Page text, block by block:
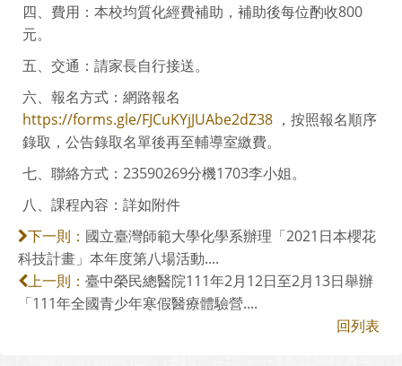
四、費用：本校均質化經費補助，補助後每位酌收800
元。
五、交通：請家長自行接送。
六、報名方式：網路報名
https://forms.gle/FJCuKYjJUAbe2dZ38 ，按照報名順序
錄取，公告錄取名單後再至輔導室繳費。
七、聯絡方式：23590269分機1703李小姐。
八、課程內容：詳如附件
下一則： 國立臺灣師範大學化學系辦理「2021日本櫻花
科技計畫」本年度第八場活動....
上一則： 臺中榮民總醫院111年2月12日至2月13日舉辦
「111年全國青少年寒假醫療體驗營....
回列表